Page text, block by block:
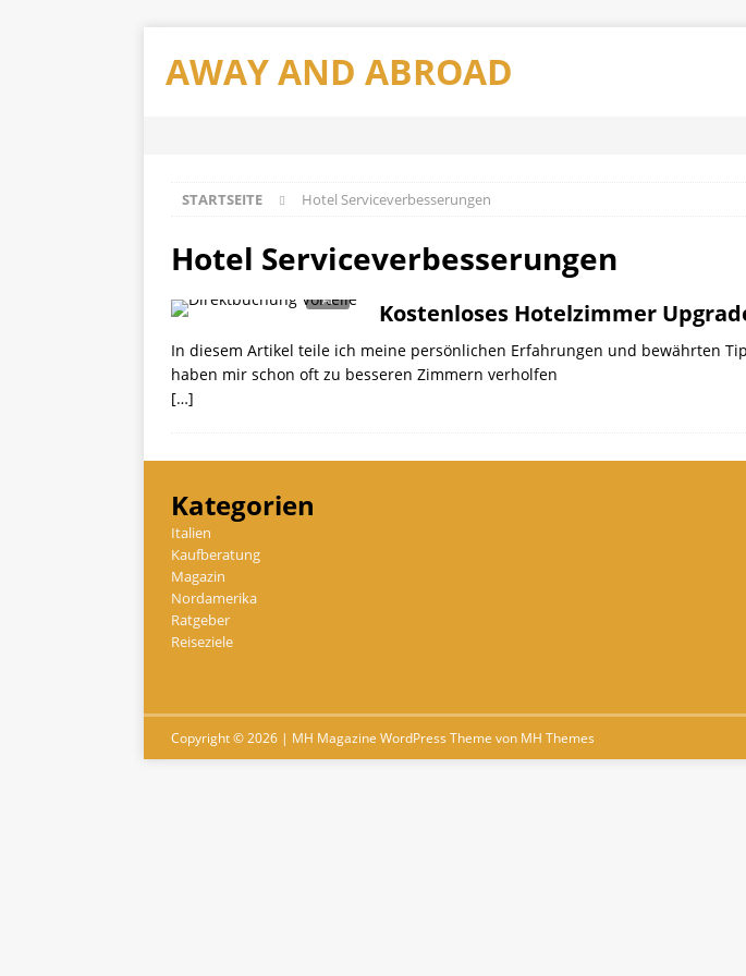
AWAY AND ABROAD
STARTSEITE Hotel Serviceverbesserungen
Hotel Serviceverbesserungen
Kostenloses Hotelzimmer
In diesem Artikel teile ich meine persönlichen Erfahrungen und bewährten
haben mir schon oft zu besseren Zimmern verholfen
[…]
Kategorien
Italien
Kaufberatung
Magazin
Nordamerika
Ratgeber
Reiseziele
Copyright © 2026 | MH Magazine WordPress Theme von MH Themes